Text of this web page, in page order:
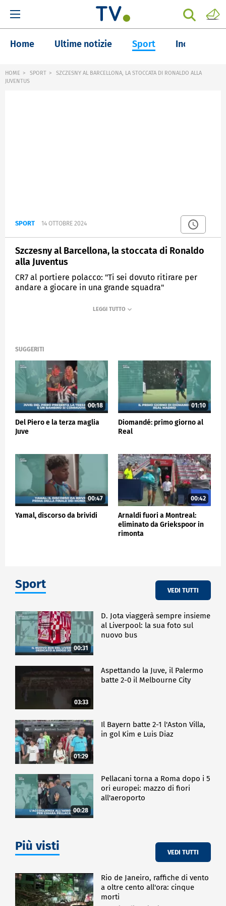
Home Ultime notizie Sport Inchieste
HOME SPORT
SZCZESNY AL BARCELLONA, LA STOCCATA DI RONALDO ALLA
JUVENTUS
SPORT 14 OTTOBRE 2024
Szczesny al Barcellona, la stoccata di Ronaldo
alla Juventus
CR7 al portiere polacco: "Ti sei dovuto ritirare per
andare a giocare in una grande squadra"
SPORTMEDIASET
SUGGERITI
00:18
Del Piero e la terza maglia
Juve
01:10
Diomandé: primo giorno al
Real
00:47
Yamal, discorso da brividi
00:42
Arnaldi fuori a Montreal:
eliminato da Griekspoor in
rimonta
Sport VEDI TUTTI
00:31
D. Jota viaggerà sempre insieme
al Liverpool: la sua foto sul
nuovo bus
03:33
Aspettando la Juve, il Palermo
batte 2-0 il Melbourne City
01:29
Il Bayern batte 2-1 l'Aston Villa,
in gol Kim e Luis Diaz
00:28
Pellacani torna a Roma dopo i 5
ori europei: mazzo di fiori
all'aeroporto
Più visti VEDI TUTTI
Rio de Janeiro, raffiche di vento
a oltre cento all'ora: cinque
morti